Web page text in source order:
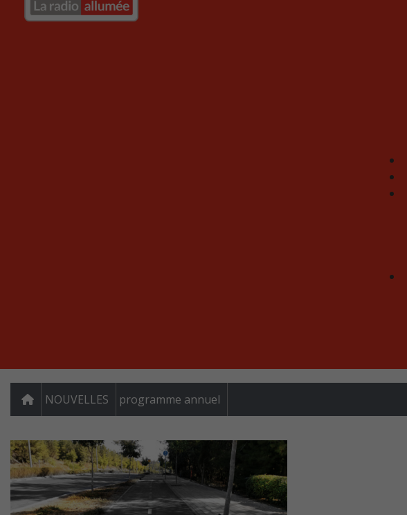
NOUVELLES programme annuel